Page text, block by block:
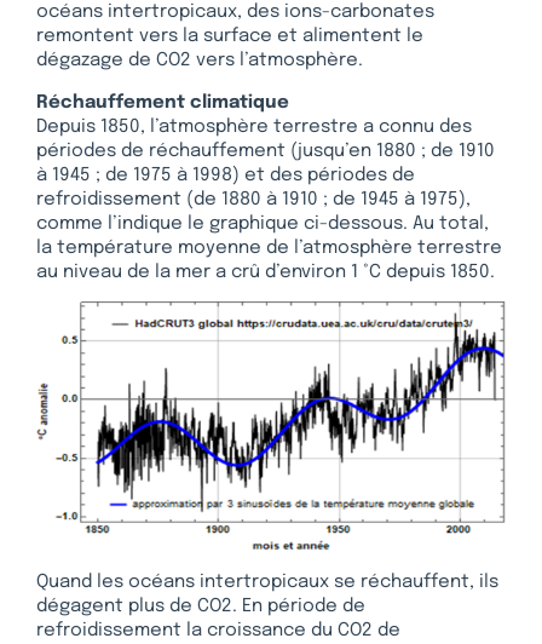
océans intertropicaux, des ions-carbonates
remontent vers la surface et alimentent le
dégazage de CO2 vers l’atmosphère.
Réchauffement climatique
Depuis 1850, l’atmosphère terrestre a connu des
périodes de réchauffement (jusqu’en 1880 ; de 1910
à 1945 ; de 1975 à 1998) et des périodes de
refroidissement (de 1880 à 1910 ; de 1945 à 1975),
comme l’indique le graphique ci-dessous. Au total,
la température moyenne de l’atmosphère terrestre
au niveau de la mer a crû d’environ 1 °C depuis 1850.
Quand les océans intertropicaux se réchauffent, ils
dégagent plus de CO2. En période de
refroidissement la croissance du CO2 de